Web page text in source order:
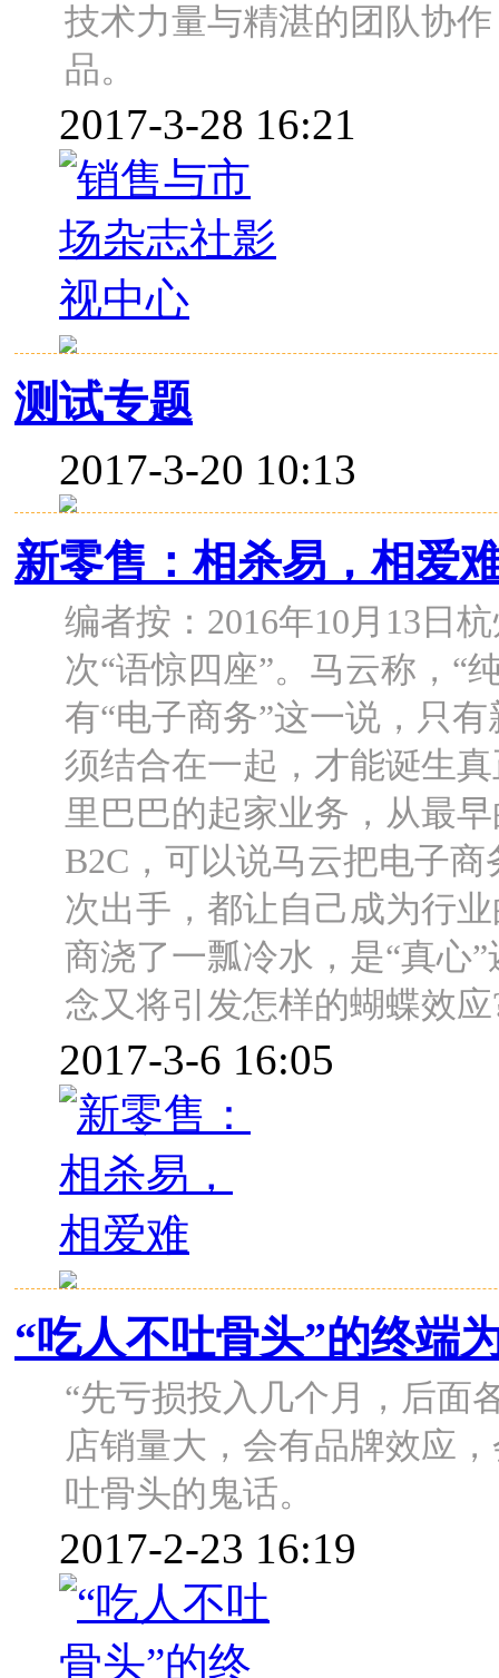
技术力量与精湛的团队协
品。
2017-3-28 16:21
测试专题
2017-3-20 10:13
新零售：相杀易，相爱
编者按：2016年10月13日
次“语惊四座”。马云称，“
有“电子商务”这一说，只
须结合在一起，才能诞生
里巴巴的起家业务，从最
B2C，可以说马云把电子
次出手，都让自己成为行
商浇了一瓢冷水，是“真心
念又将引发怎样的蝴蝶效
2017-3-6 16:05
“吃人不吐骨头”的终端
“先亏损投入几个月，后面
店销量大，会有品牌效应
吐骨头的鬼话。
2017-2-23 16:19